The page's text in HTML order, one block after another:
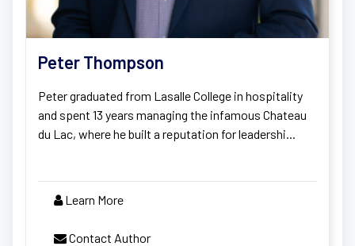
Peter Thompson
Peter graduated from Lasalle College in hospitality
and spent 13 years managing the infamous Chateau
du Lac, where he built a reputation for leadershi...
Learn More
Contact Author